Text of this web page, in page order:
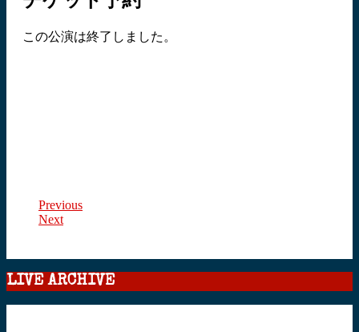
この公演は終了しました。
Previous
Next
LIVE ARCHIVE